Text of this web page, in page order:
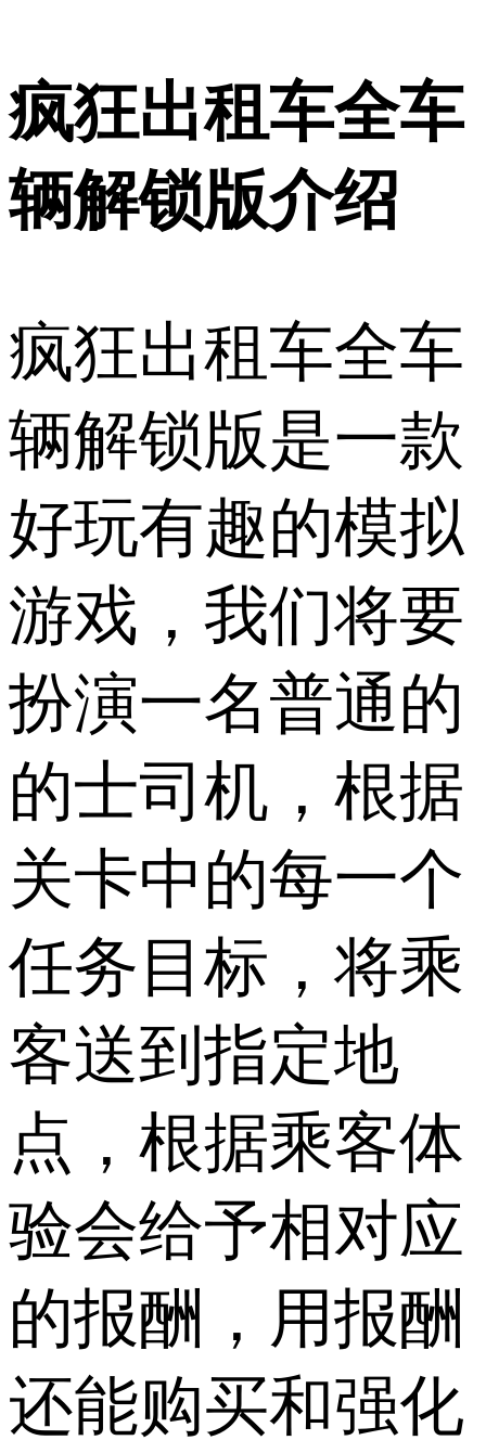
疯狂出租车全车
辆解锁版介绍
疯狂出租车全车
辆解锁版是一款
好玩有趣的模拟
游戏，我们将要
扮演一名普通的
的士司机，根据
关卡中的每一个
任务目标，将乘
客送到指定地
点，根据乘客体
验会给予相对应
的报酬，用报酬
还能购买和强化